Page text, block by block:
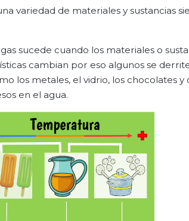
variedad de materiales y sustancias
sucede cuando los materiales o
cambian por eso algunos se
los metales, el vidrio, los chocolates y
en el agua.